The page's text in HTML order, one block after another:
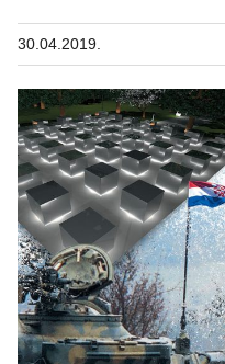
30.04.2019.